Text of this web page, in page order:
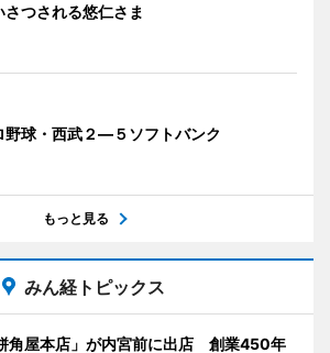
さつされる悠仁さま
野球・西武２―５ソフトバンク
もっと見る
みん経トピックス
角屋本店」が内宮前に出店 創業450年